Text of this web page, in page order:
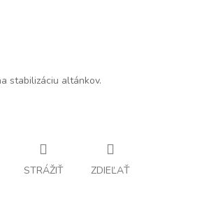
stabilizáciu altánkov.
STRÁŽIŤ ZDIEĽAŤ